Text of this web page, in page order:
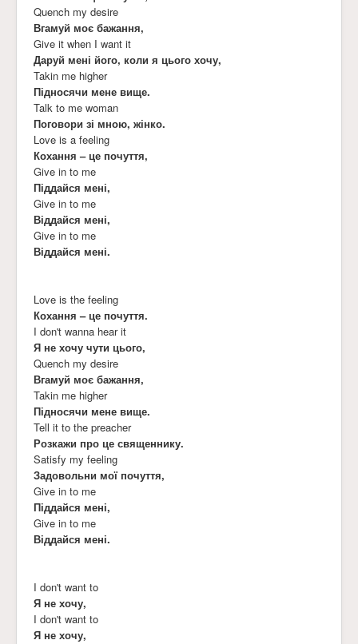
Quench my desire
Вгамуй моє бажання,
Give it when I want it
Даруй мені його, коли я цього хочу,
Takin me higher
Підносячи мене вище.
Talk to me woman
Поговори зі мною, жінко.
Love is a feeling
Кохання – це почуття,
Give in to me
Піддайся мені,
Give in to me
Віддайся мені,
Give in to me
Віддайся мені.
Love is the feeling
Кохання – це почуття.
I don't wanna hear it
Я не хочу чути цього,
Quench my desire
Вгамуй моє бажання,
Takin me higher
Підносячи мене вище.
Tell it to the preacher
Розкажи про це священнику.
Satisfy my feeling
Задовольни мої почуття,
Give in to me
Піддайся мені,
Give in to me
Віддайся мені.
I don't want to
Я не хочу,
I don't want to
Я не хочу,